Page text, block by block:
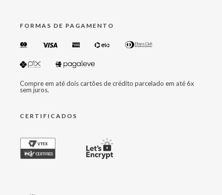
FORMAS DE PAGAMENTO
Compre em até dois cartões de crédito parcelado em até 6x
sem juros.
CERTIFICADOS